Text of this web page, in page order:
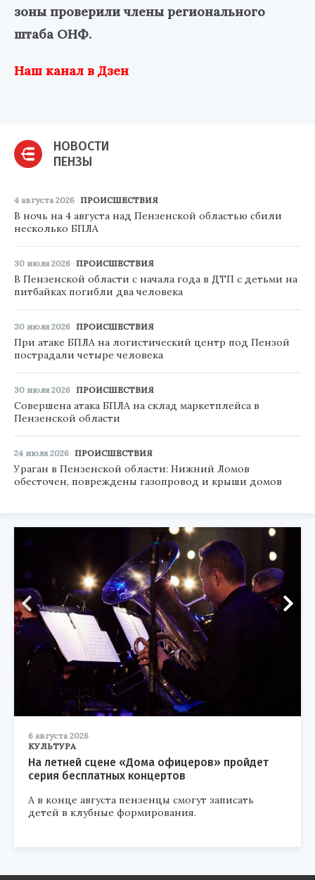
зоны проверили члены регионального
штаба ОНФ.
Наш канал в Дзен
НОВОСТИ
ПЕНЗЫ
4 августа 2026 ПРОИСШЕСТВИЯ
В ночь на 4 августа над Пензенской областью сбили
несколько БПЛА
30 июля 2026 ПРОИСШЕСТВИЯ
В Пензенской области с начала года в ДТП с детьми на
питбайках погибли два человека
30 июля 2026 ПРОИСШЕСТВИЯ
При атаке БПЛА на логистический центр под Пензой
пострадали четыре человека
30 июля 2026 ПРОИСШЕСТВИЯ
Совершена атака БПЛА на склад маркетплейса в
Пензенской области
24 июля 2026 ПРОИСШЕСТВИЯ
Ураган в Пензенской области: Нижний Ломов
обесточен, повреждены газопровод и крыши домов
6 августа 2026
КУЛЬТУРА
На летней сцене «Дома офицеров» пройдет
серия бесплатных концертов
А в конце августа пензенцы смогут записать
детей в клубные формирования.